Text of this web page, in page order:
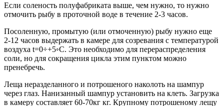
Если соленость полуфабриката выше, чем нужно, то нужно
отмочить рыбу в проточной воде в течение 2-3 часов.
Посоленную, промытую (или отмоченную) рыбу нужно еще
2-12 часов выдержать в камере для созревания с температурой
воздуха t=0÷+5◦С. Это необходимо для перераспределения
соли, но для сокращения цикла этим пунктом можно
пренебречь.
Леща неразделанного и потрошеного наколоть на шампур
через глаз. Нанизанный шампур установить на клеть. Загрузка
в камеру составляет 60-70кг кг. Крупному потрошеному лещу